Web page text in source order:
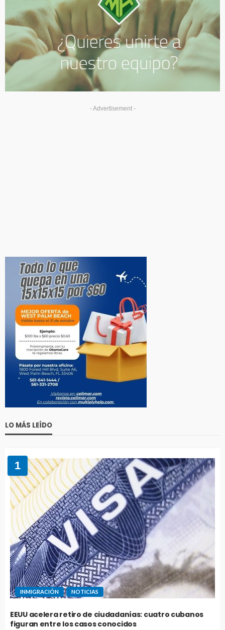
- Advertisement -
LO MÁS LEÍDO
1
INMIGRACIÓN NOTICIAS
EEUU acelera retiro de ciudadanías: cuatro cubanos
figuran entre los casos conocidos